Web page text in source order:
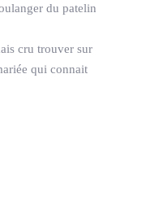
du patelin
cru trouver sur
qui connait